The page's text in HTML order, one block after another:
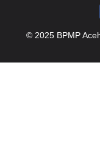
© 2025 BPMP